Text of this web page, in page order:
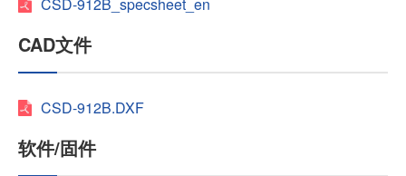
CAD文件
CSD-912B.DXF
软件/固件